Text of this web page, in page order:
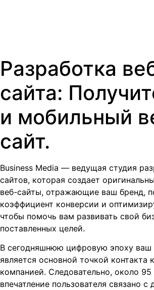
Разработка
сайта:
и мобильный
сайт.
Business Media — ведущая студия
сайтов, которая создает
веб-сайты, отражающие ваш бренд,
коэффициент конверсии и
чтобы помочь вам развивать свой
поставленных целей.
В сегодняшнюю цифровую эпоху ваш
является основной точкой контакта
компанией. Следовательно, около
впечатление пользователя связано